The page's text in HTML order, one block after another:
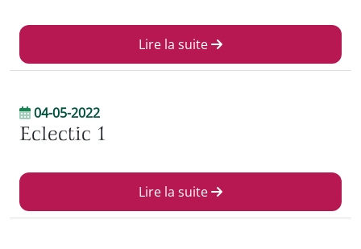
Lire la suite
04-05-2022
Eclectic 1
Lire la suite